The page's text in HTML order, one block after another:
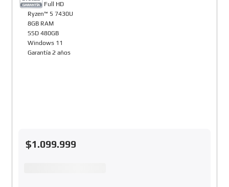
15,6" Full HD
Ryzen™ 5 7430U
8GB RAM
SSD 480GB
Windows 11
Garantía 2 años
$1.099.999